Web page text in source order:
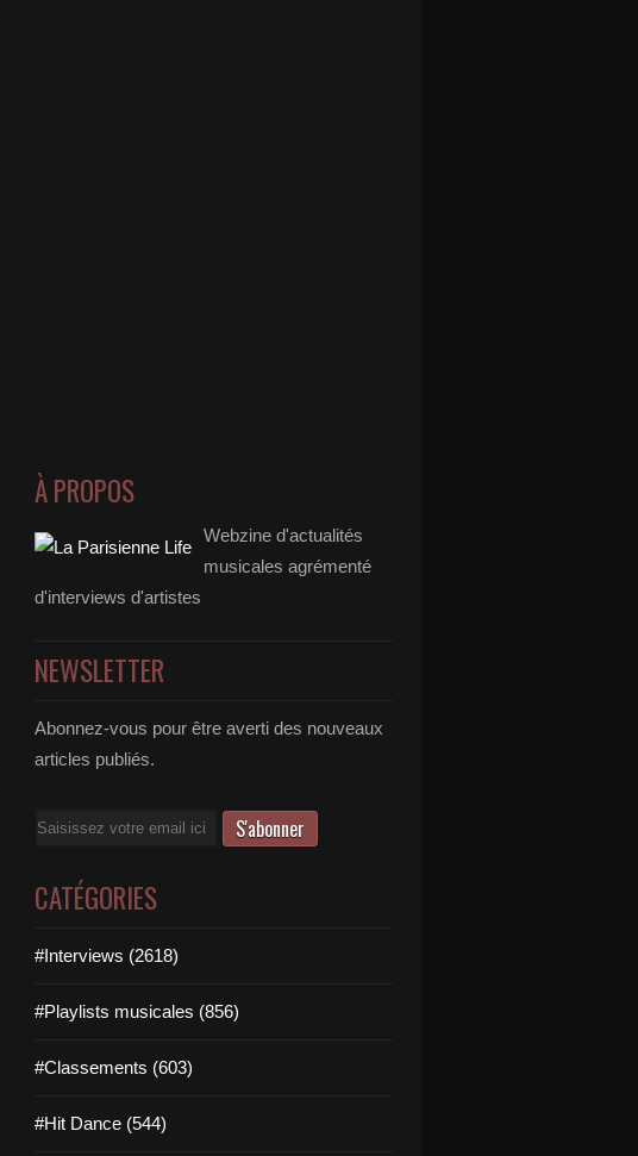
À PROPOS
Webzine d'actualités
musicales agrémenté
d'interviews d'artistes
NEWSLETTER
Abonnez-vous pour être averti des nouveaux
articles publiés.
Email
CATÉGORIES
#Interviews (2618)
#Playlists musicales (856)
#Classements (603)
#Hit Dance (544)